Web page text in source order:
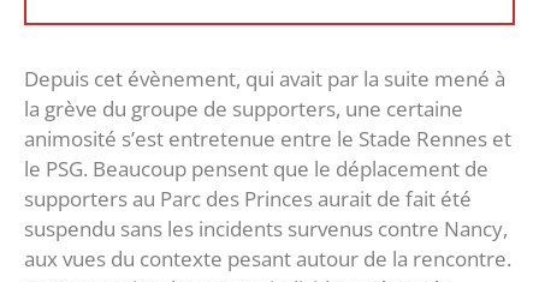
Depuis cet évènement, qui avait par la suite mené à
la grève du groupe de supporters, une certaine
animosité s’est entretenue entre le Stade Rennes et
le PSG. Beaucoup pensent que le déplacement de
supporters au Parc des Princes aurait de fait été
suspendu sans les incidents survenus contre Nancy,
aux vues du contexte pesant autour de la rencontre.